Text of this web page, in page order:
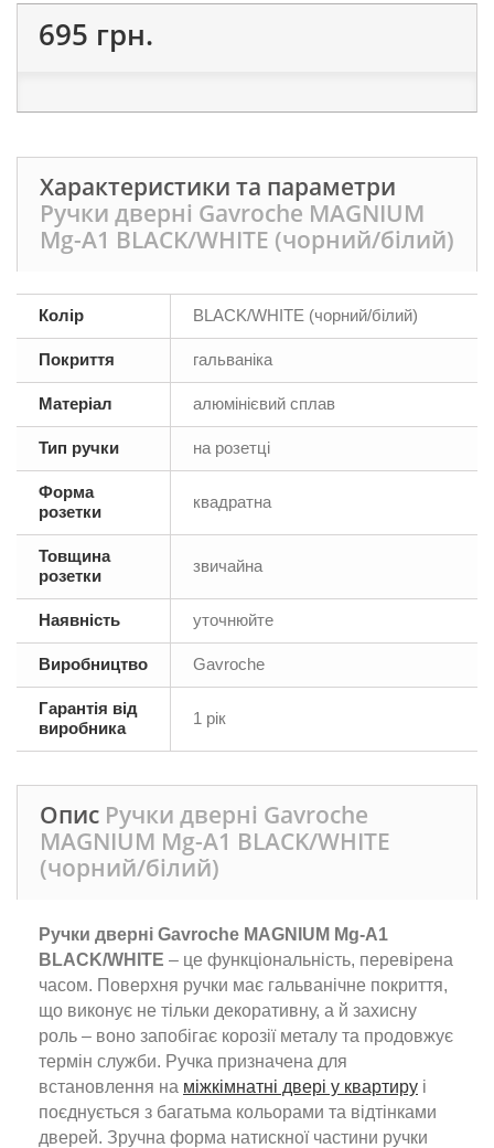
695 грн.
Характеристики та параметри
Ручки дверні Gavroche MAGNIUM
Mg-A1 BLACK/WHITE (чорний/білий)
Колір BLACK/WHITE (чорний/білий)
Покриття гальваніка
Матеріал алюмінієвий сплав
Тип ручки на розетці
Форма
розетки
квадратна
Товщина
розетки
звичайна
Наявність уточнюйте
Виробництво Gavroche
Гарантія від
виробника
1 рік
Опис Ручки дверні Gavroche
MAGNIUM Mg-A1 BLACK/WHITE
(чорний/білий)
Ручки дверні Gavroche MAGNIUM Mg-A1
BLACK/WHITE – це функціональність, перевірена
часом. Поверхня ручки має гальванічне покриття,
що виконує не тільки декоративну, а й захисну
роль – воно запобігає корозії металу та продовжує
термін служби. Ручка призначена для
встановлення на міжкімнатні двері у квартиру і
поєднується з багатьма кольорами та відтінками
дверей. Зручна форма натискної частини ручки